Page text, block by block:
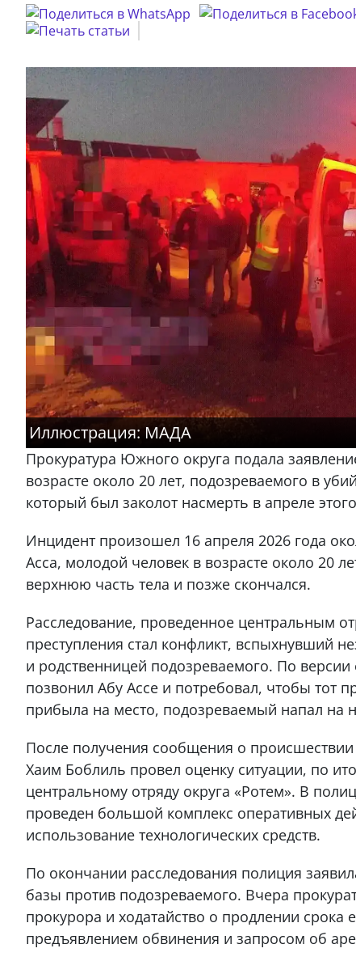
Иллюстрация: МАДА
Прокуратура Южного округа подала
возрасте около 20 лет, подозреваемого в
который был заколот насмерть в апреле
Инцидент произошел 16 апреля 2026 года
Асса, молодой человек в возрасте около 20
верхнюю часть тела и позже скончался.
Расследование, проведенное центральным
преступления стал конфликт, вспыхнувший
и родственницей подозреваемого. По
позвонил Абу Ассе и потребовал, чтобы тот
прибыла на место, подозреваемый напал на
После получения сообщения о
Хаим Боблиль провел оценку ситуации, по
центральному отряду округа «Ротем». В
проведен большой комплекс оперативных
использование технологических средств.
По окончании расследования полиция
базы против подозреваемого. Вчера
прокурора и ходатайство о продлении срока
предъявлением обвинения и запросом об